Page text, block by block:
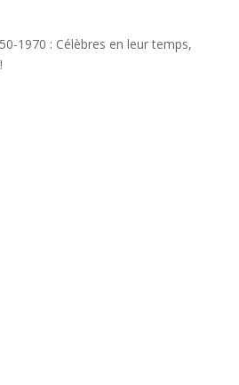
1970 : Célèbres en leur temps,